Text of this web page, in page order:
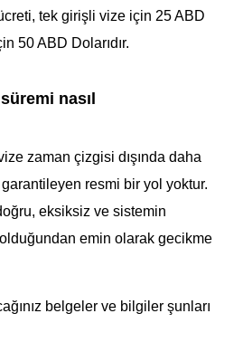
tek girişli vize için 25 ABD
50 ABD Dolarıdır.
nasıl
zaman çizgisi dışında daha
garantileyen resmi bir yol yoktur.
eksiksiz ve sistemin
emin olarak gecikme
belgeler ve bilgiler şunları